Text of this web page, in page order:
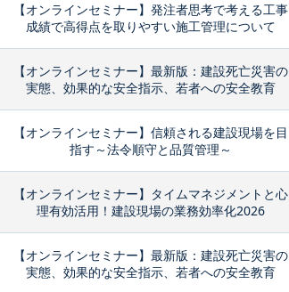
【オンラインセミナー】発注者思考で考える工事
成績で高得点を取りやすい施工管理について
【オンラインセミナー】最新版：建設死亡災害の
実態、効果的な安全指示、若者への安全教育
【オンラインセミナー】信頼される建設現場を目
指す～法令順守と品質管理～
【オンラインセミナー】タイムマネジメントと心
理有効活用！建設現場の業務効率化2026
【オンラインセミナー】最新版：建設死亡災害の
実態、効果的な安全指示、若者への安全教育